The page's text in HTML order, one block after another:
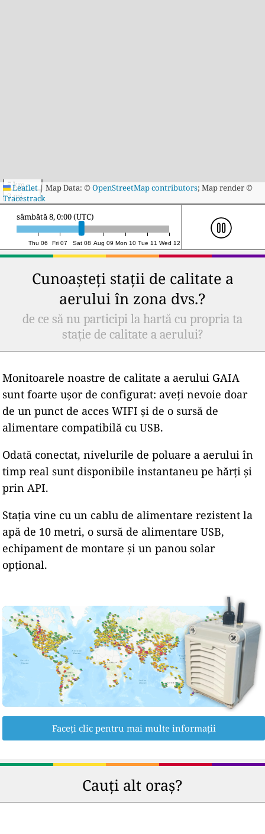
5 km
3 mi
Leaflet| Map Data: ©OpenStreetMap contributors; Map render ©
Tracestrack
Thu 06 Fri 07 Sat 08 Aug 09 Mon 10 Tue 11 Wed 12
sâmbătă 8, 17:00 (UTC)
Cunoașteți stații de calitate a
aerului în zona dvs.?
de ce să nu participi la hartă cu propria ta
stație de calitate a aerului?
Monitoarele noastre de calitate a aerului GAIA
sunt foarte ușor de configurat: aveți nevoie doar
de un punct de acces WIFI și de o sursă de
alimentare compatibilă cu USB.
Odată conectat, nivelurile de poluare a aerului în
timp real sunt disponibile instantaneu pe hărți și
prin API.
Stația vine cu un cablu de alimentare rezistent la
apă de 10 metri, o sursă de alimentare USB,
echipament de montare și un panou solar
opțional.
Faceți clic pentru mai multe informații
Cauți alt oraș?